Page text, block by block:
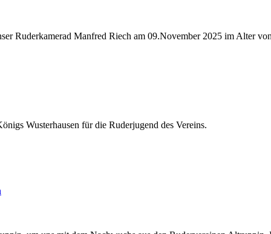
Ruderkamerad Manfred Riech am 09.November 2025 im Alter
Wusterhausen für die Ruderjugend des Vereins.